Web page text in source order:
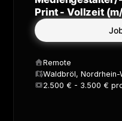
Print - Vollzeit
Remote
Waldbröl,
2.500 € - 3.500 €